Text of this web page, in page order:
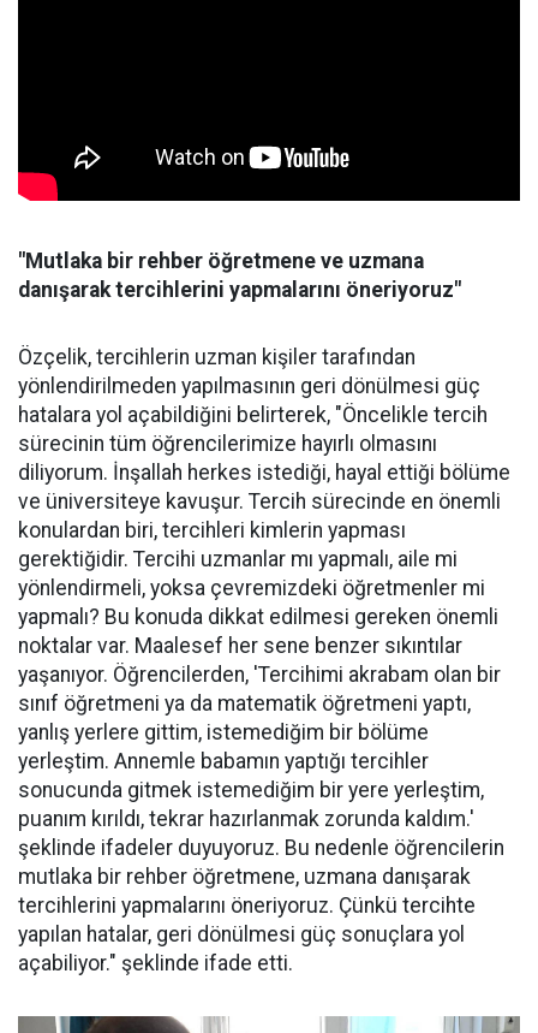
"Mutlaka bir rehber öğretmene ve uzmana
danışarak tercihlerini yapmalarını öneriyoruz"
Özçelik, tercihlerin uzman kişiler tarafından
yönlendirilmeden yapılmasının geri dönülmesi güç
hatalara yol açabildiğini belirterek, "Öncelikle tercih
sürecinin tüm öğrencilerimize hayırlı olmasını
diliyorum. İnşallah herkes istediği, hayal ettiği bölüme
ve üniversiteye kavuşur. Tercih sürecinde en önemli
konulardan biri, tercihleri kimlerin yapması
gerektiğidir. Tercihi uzmanlar mı yapmalı, aile mi
yönlendirmeli, yoksa çevremizdeki öğretmenler mi
yapmalı? Bu konuda dikkat edilmesi gereken önemli
noktalar var. Maalesef her sene benzer sıkıntılar
yaşanıyor. Öğrencilerden, 'Tercihimi akrabam olan bir
sınıf öğretmeni ya da matematik öğretmeni yaptı,
yanlış yerlere gittim, istemediğim bir bölüme
yerleştim. Annemle babamın yaptığı tercihler
sonucunda gitmek istemediğim bir yere yerleştim,
puanım kırıldı, tekrar hazırlanmak zorunda kaldım.'
şeklinde ifadeler duyuyoruz. Bu nedenle öğrencilerin
mutlaka bir rehber öğretmene, uzmana danışarak
tercihlerini yapmalarını öneriyoruz. Çünkü tercihte
yapılan hatalar, geri dönülmesi güç sonuçlara yol
açabiliyor." şeklinde ifade etti.